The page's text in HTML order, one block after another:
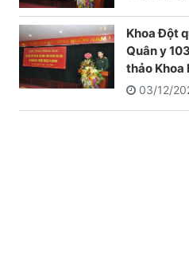
Khoa Đột
Quân y
thảo Khoa
03/12/